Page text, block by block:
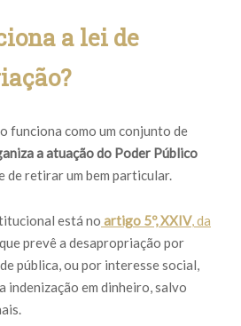
a lei de
funciona como um conjunto de
a atuação do Poder Público
de retirar um bem particular.
está no artigo 5º, XXIV, da
prevê a desapropriação por
pública, ou por interesse social,
indenização em dinheiro, salvo